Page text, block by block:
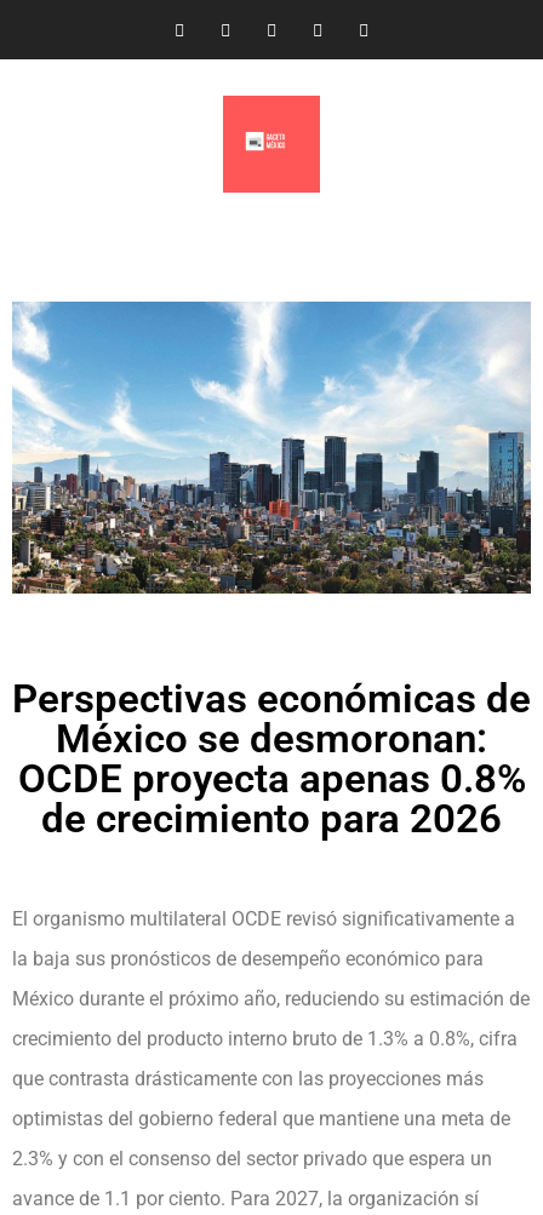
Perspectivas económicas de
México se desmoronan:
OCDE proyecta apenas 0.8%
de crecimiento para 2026
El organismo multilateral OCDE revisó significativamente a
la baja sus pronósticos de desempeño económico para
México durante el próximo año, reduciendo su estimación de
crecimiento del producto interno bruto de 1.3% a 0.8%, cifra
que contrasta drásticamente con las proyecciones más
optimistas del gobierno federal que mantiene una meta de
2.3% y con el consenso del sector privado que espera un
avance de 1.1 por ciento. Para 2027, la organización sí